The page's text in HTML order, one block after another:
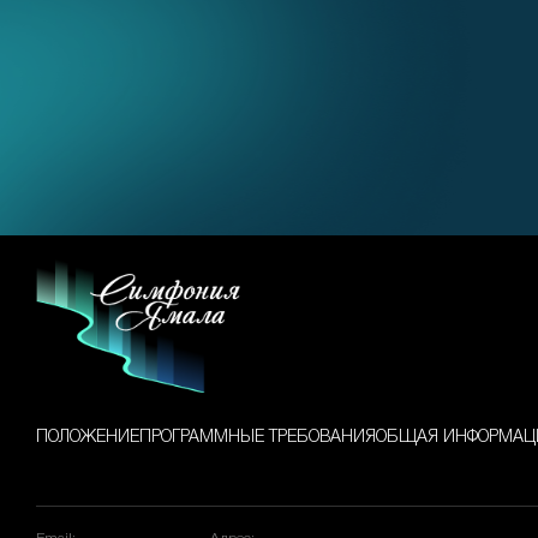
ПОЛОЖЕНИЕ ПРОГРАММНЫЕ ТРЕБОВАНИЯОБЩАЯ